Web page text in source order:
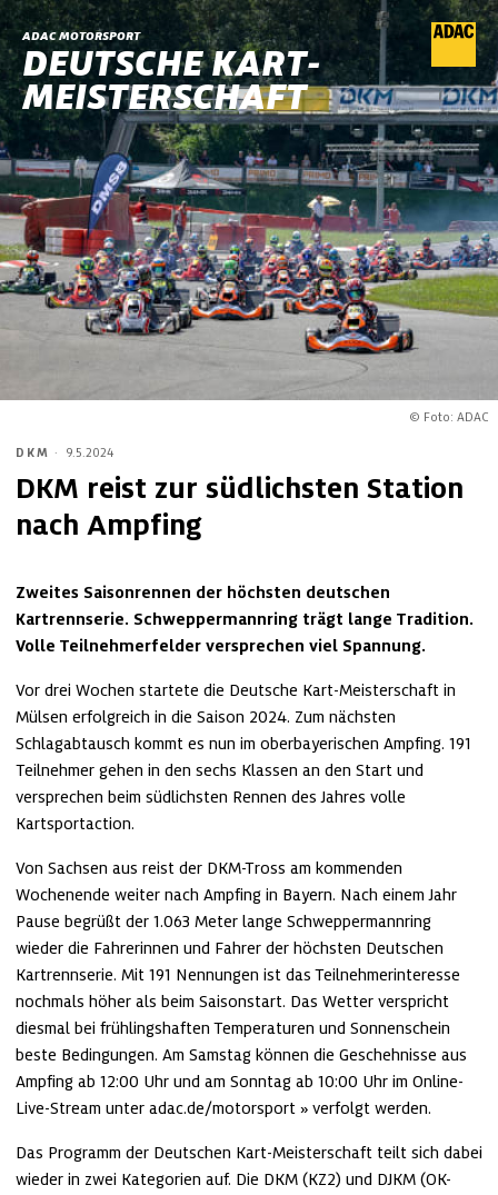
ADAC MOTORSPORT
DEUTSCHE KART-
MEISTERSCHAFT
© Foto: ADAC
DKM · 9.5.2024
DKM reist zur südlichsten Station
nach Ampfing
Zweites Saisonrennen der höchsten deutschen
Kartrennserie. Schweppermannring trägt lange Tradition.
Volle Teilnehmerfelder versprechen viel Spannung.
Vor drei Wochen startete die Deutsche Kart-Meisterschaft in
Mülsen erfolgreich in die Saison 2024. Zum nächsten
Schlagabtausch kommt es nun im oberbayerischen Ampfing. 191
Teilnehmer gehen in den sechs Klassen an den Start und
versprechen beim südlichsten Rennen des Jahres volle
Kartsportaction.
Von Sachsen aus reist der DKM-Tross am kommenden
Wochenende weiter nach Ampfing in Bayern. Nach einem Jahr
Pause begrüßt der 1.063 Meter lange Schweppermannring
wieder die Fahrerinnen und Fahrer der höchsten Deutschen
Kartrennserie. Mit 191 Nennungen ist das Teilnehmerinteresse
nochmals höher als beim Saisonstart. Das Wetter verspricht
diesmal bei frühlingshaften Temperaturen und Sonnenschein
beste Bedingungen. Am Samstag können die Geschehnisse aus
Ampfing ab 12:00 Uhr und am Sonntag ab 10:00 Uhr im Online-
Live-Stream unter adac.de/motorsport verfolgt werden.
Das Programm der Deutschen Kart-Meisterschaft teilt sich dabei
wieder in zwei Kategorien auf. Die DKM (KZ2) und DJKM (OK-